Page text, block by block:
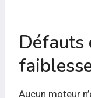
Défauts
Aucun moteur